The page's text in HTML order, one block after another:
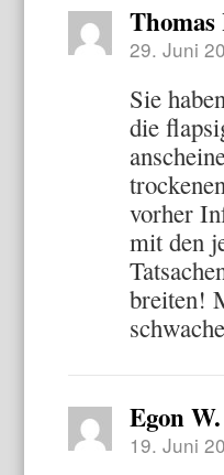
29. Juni
Sie
die
vorher
mit den
breiten!
Egon W.
19. Juni